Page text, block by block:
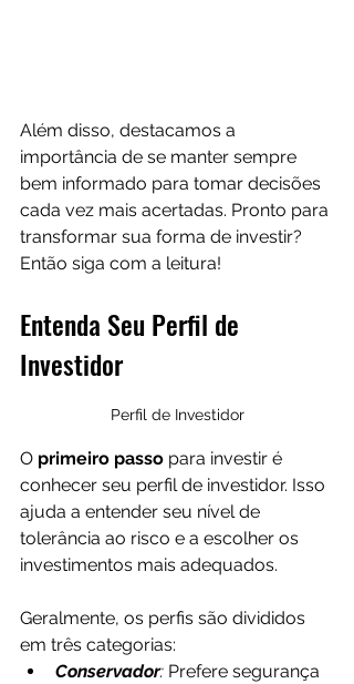
Além disso, destacamos a
importância de se manter sempre
bem informado para tomar decisões
cada vez mais acertadas. Pronto para
transformar sua forma de investir?
Então siga com a leitura!
Entenda Seu Perfil de
Investidor
Perfil de Investidor
O primeiro passo para investir é
conhecer seu perfil de investidor. Isso
ajuda a entender seu nível de
tolerância ao risco e a escolher os
investimentos mais adequados.
Geralmente, os perfis são divididos
em três categorias:
Conservador: Prefere segurança